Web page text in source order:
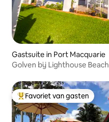
Gastsuite in Port Macquarie
Golven bij Lighthouse Beach
Topfavoriet van gasten
Favoriet van gasten